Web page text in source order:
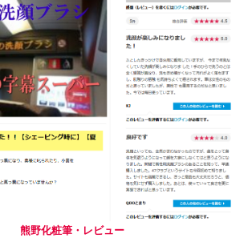
熊野化粧筆・レビュー